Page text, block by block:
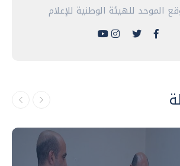
الموحد للهيئة الوطنية للإعلام